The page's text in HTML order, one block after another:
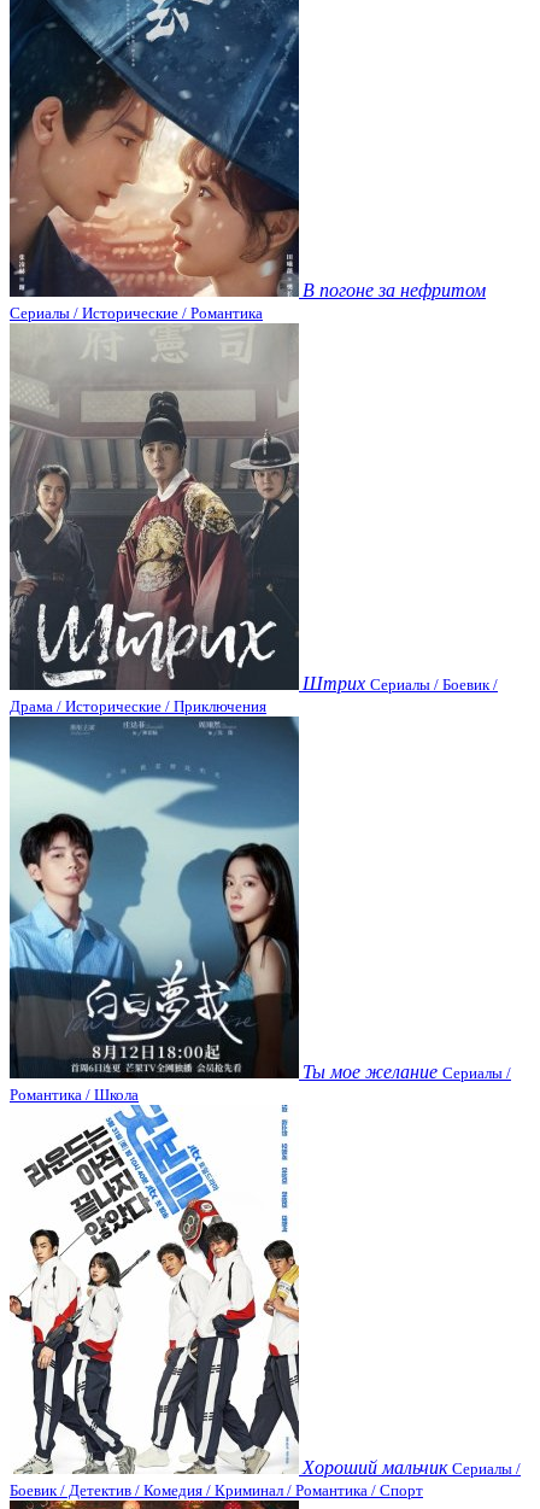
В погоне за нефритом
Сериалы / Исторические / Романтика
Штрих Сериалы / Боевик /
Драма / Исторические / Приключения
Ты мое желание Сериалы /
Романтика / Школа
Хороший мальчик Сериалы /
Боевик / Детектив / Комедия / Криминал / Романтика / Спорт